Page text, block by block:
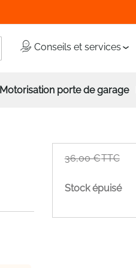
Conseils et services
Motorisation porte de garage
36,00 €
Stock épuisé